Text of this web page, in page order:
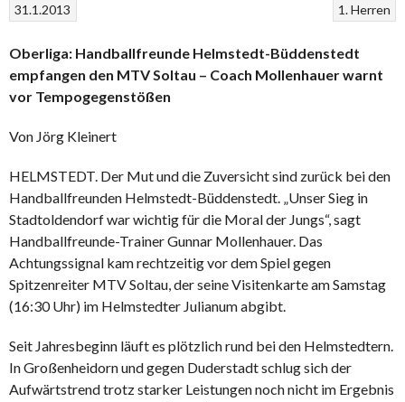
1. Herren
31.1.2013
Oberliga: Handballfreunde Helmstedt-Büddenstedt
empfangen den MTV Soltau – Coach Mollenhauer warnt
vor Tempogegenstößen
Von Jörg Kleinert
HELMSTEDT. Der Mut und die Zuversicht sind zurück bei den
Handballfreunden Helmstedt-Büddenstedt. „Unser Sieg in
Stadtoldendorf war wichtig für die Moral der Jungs“, sagt
Handballfreunde-Trainer Gunnar Mollenhauer. Das
Achtungssignal kam rechtzeitig vor dem Spiel gegen
Spitzenreiter MTV Soltau, der seine Visitenkarte am Samstag
(16:30 Uhr) im Helmstedter Julianum abgibt.
Seit Jahresbeginn läuft es plötzlich rund bei den Helmstedtern.
In Großenheidorn und gegen Duderstadt schlug sich der
Aufwärtstrend trotz starker Leistungen noch nicht im Ergebnis